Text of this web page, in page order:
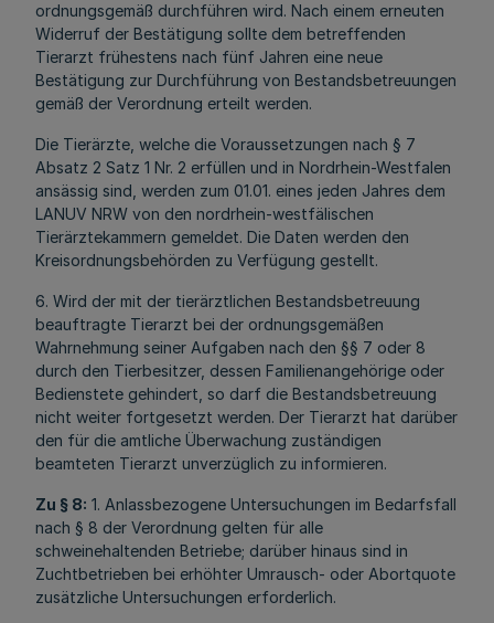
ordnungsgemäß durchführen wird. Nach einem erneuten
Widerruf der Bestätigung sollte dem betreffenden
Tierarzt frühestens nach fünf Jahren eine neue
Bestätigung zur Durchführung von Bestandsbetreuungen
gemäß der Verordnung erteilt werden.
Die Tierärzte, welche die Voraussetzungen nach § 7
Absatz 2 Satz 1 Nr. 2 erfüllen und in Nordrhein-Westfalen
ansässig sind, werden zum 01.01. eines jeden Jahres dem
LANUV NRW von den nordrhein-westfälischen
Tierärztekammern gemeldet. Die Daten werden den
Kreisordnungsbehörden zu Verfügung gestellt.
6. Wird der mit der tierärztlichen Bestandsbetreuung
beauftragte Tierarzt bei der ordnungsgemäßen
Wahrnehmung seiner Aufgaben nach den §§ 7 oder 8
durch den Tierbesitzer, dessen Familienangehörige oder
Bedienstete gehindert, so darf die Bestandsbetreuung
nicht weiter fortgesetzt werden. Der Tierarzt hat darüber
den für die amtliche Überwachung zuständigen
beamteten Tierarzt unverzüglich zu informieren.
Zu § 8: 1. Anlassbezogene Untersuchungen im Bedarfsfall
nach § 8 der Verordnung gelten für alle
schweinehaltenden Betriebe; darüber hinaus sind in
Zuchtbetrieben bei erhöhter Umrausch- oder Abortquote
zusätzliche Untersuchungen erforderlich.